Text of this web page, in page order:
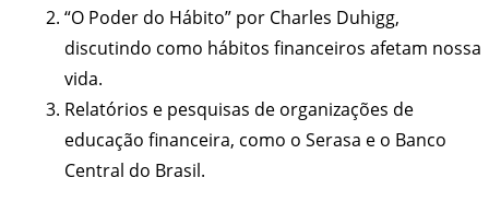
“O Poder do Hábito” por Charles Duhigg,
discutindo como hábitos financeiros afetam nossa
vida.
Relatórios e pesquisas de organizações de
educação financeira, como o Serasa e o Banco
Central do Brasil.